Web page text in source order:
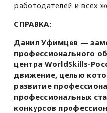
работодателей и всех
СПРАВКА:
Данил Уфимцев —
профессионального
центра WorldSkills-
движение, целью
развитие
профессиональных
конкурсов